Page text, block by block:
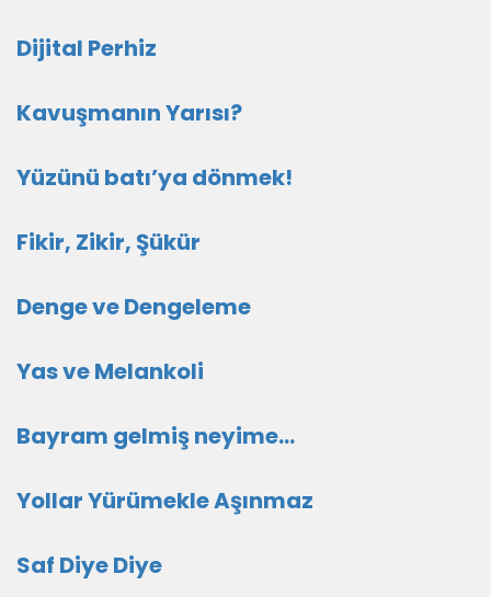
Dijital Perhiz
Kavuşmanın Yarısı?
Yüzünü batı’ya dönmek!
Fikir, Zikir, Şükür
Denge ve Dengeleme
Yas ve Melankoli
Bayram gelmiş neyime...
Yollar Yürümekle Aşınmaz
Saf Diye Diye